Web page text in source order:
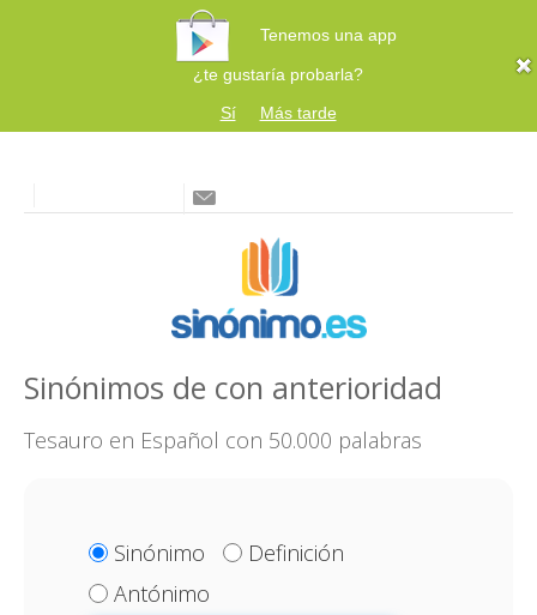
Tenemos una app
¿te gustaría probarla?
Sí
Más tarde
Sinónimos de con anterioridad
Tesauro en Español con 50.000 palabras
Sinónimo
Definición
Antónimo